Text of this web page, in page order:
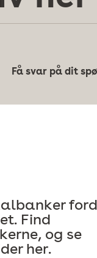
Få svar på dit
Find
og se
her.